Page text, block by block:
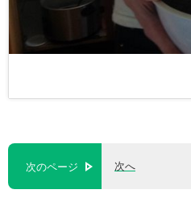
次のページ 次へ